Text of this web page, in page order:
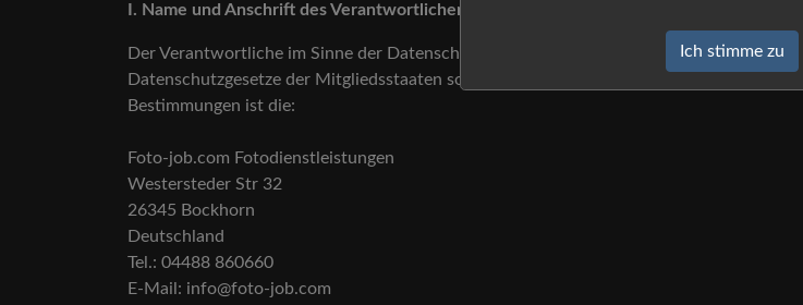
I. Name und Anschrift des Verantwortlichen
Der Verantwortliche im Sinne der Datenschutz-Grundverordnung und anderer nationaler
Datenschutzgesetze der Mitgliedsstaaten sowie sonstiger datenschutzrechtlicher
Bestimmungen ist die:
Foto-job.com Fotodienstleistungen
Westersteder Str 32
26345 Bockhorn
Deutschland
Tel.: 04488 860660
E-Mail: info@foto-job.com
Ich stimme zu